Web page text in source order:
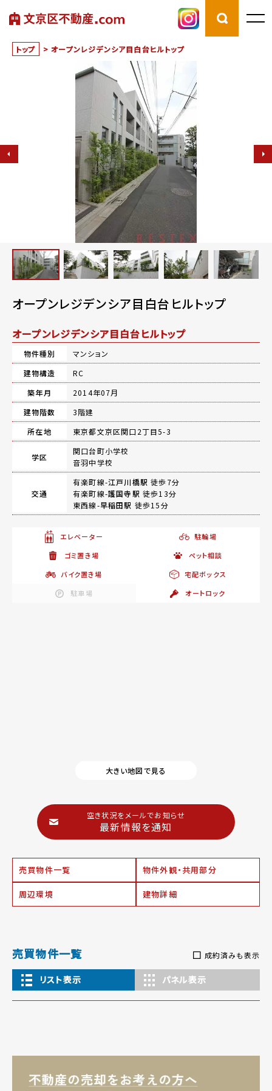
トップ > オープンレジデンシア目白台ヒルトップ
オープンレジデンシア目白台ヒルトップ
オープンレジデンシア目白台ヒルトップ
物件種別
マンション
建物構造
RC
築年月
2014年07月
建物階数
3階建
所在地
東京都文京区関口2丁目5-3
学区
関口台町小学校
音羽中学校
交通
有楽町線-江戸川橋駅 徒歩7分
有楽町線-護国寺駅 徒歩13分
東西線-早稲田駅 徒歩15分
エレベーター
駐輪場
ゴミ置き場
ペット相談
バイク置き場
宅配ボックス
駐車場
オートロック
大きい地図で見る
空き状況をメールでお知らせ
最新情報を通知
売買物件一覧 物件外観・共用部分
周辺環境 建物詳細
売買物件一覧 成約済みも表示
リスト表示 パネル表示